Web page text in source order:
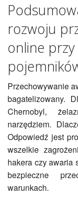
rozwoju
online przy
Przechowywanie
bagatelizowany.
Chernobyl,
narzędziem.
Odpowiedź jest
wszelkie
hakera czy awaria
bezpieczne
warunkach.